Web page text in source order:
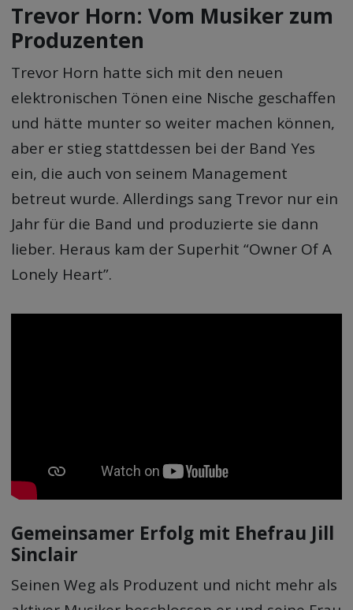
Trevor Horn: Vom Musiker zum
Produzenten
Trevor Horn hatte sich mit den neuen
elektronischen Tönen eine Nische geschaffen
und hätte munter so weiter machen können,
aber er stieg stattdessen bei der Band Yes
ein, die auch von seinem Management
betreut wurde. Allerdings sang Trevor nur ein
Jahr für die Band und produzierte sie dann
lieber. Heraus kam der Superhit “Owner Of A
Lonely Heart”.
Gemeinsamer Erfolg mit Ehefrau Jill
Sinclair
Seinen Weg als Produzent und nicht mehr als